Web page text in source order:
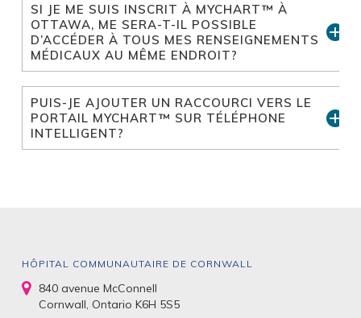
SI JE ME SUIS INSCRIT À MYCHART™ À
OTTAWA, ME SERA-T-IL POSSIBLE
D’ACCÉDER À TOUS MES RENSEIGNEMENTS
MÉDICAUX AU MÊME ENDROIT?
PUIS-JE AJOUTER UN RACCOURCI VERS LE
PORTAIL MYCHART™ SUR TÉLÉPHONE
INTELLIGENT?
HÔPITAL COMMUNAUTAIRE DE CORNWALL
840 avenue McConnell
Cornwall, Ontario K6H 5S5